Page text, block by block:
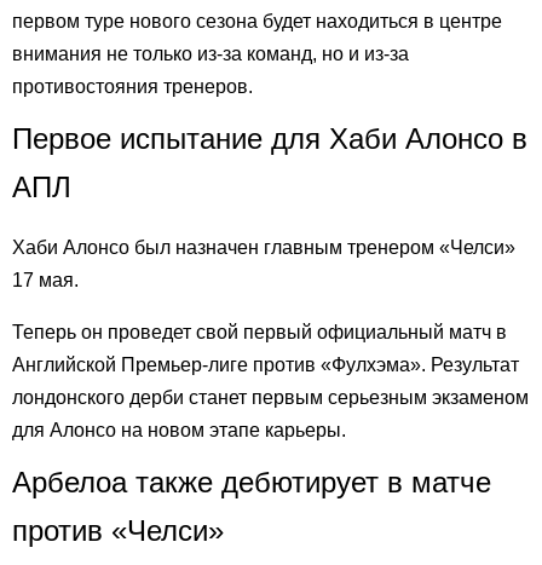
первом туре нового сезона будет находиться в центре
внимания не только из-за команд, но и из-за
противостояния тренеров.
Первое испытание для Хаби Алонсо в
АПЛ
Хаби Алонсо был назначен главным тренером «Челси»
17 мая.
Теперь он проведет свой первый официальный матч в
Английской Премьер-лиге против «Фулхэма». Результат
лондонского дерби станет первым серьезным экзаменом
для Алонсо на новом этапе карьеры.
Арбелоа также дебютирует в матче
против «Челси»